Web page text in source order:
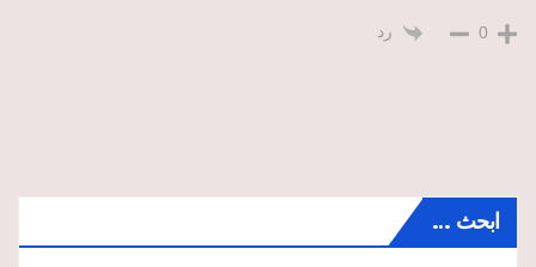
0 رد
ابحث …